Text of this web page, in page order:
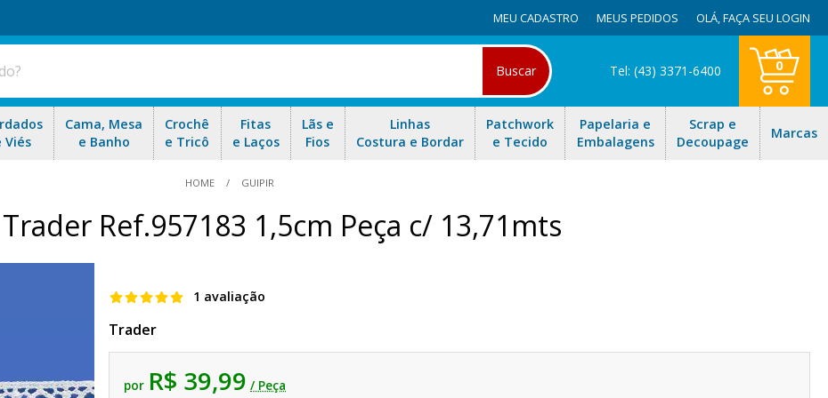
MEU CADASTRO MEUS PEDIDOS OLÁ,FAÇA SEU LOGIN
Buscar Tel: (43) 3371-6400 0
Viés
Cama, Mesa
e Banho
Crochê
e Tricô
Fitas
e Laços
Lãs e
Fios
Linhas
Costura e Bordar
Patchwork
e Tecido
Papelaria e
Embalagens
Scrap e
Decoupage
Marcas
HOME GUIPIR
Ref.957183 1,5cm Peça c/ 13,71mts
1 avaliação
Trader
por R$ 39,99 / Peça